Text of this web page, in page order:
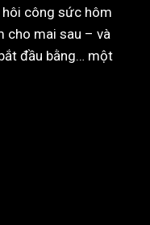
công sức hôm
cho mai sau – và
đầu bằng… một